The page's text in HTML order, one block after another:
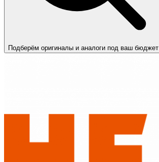
Подберём оригиналы и аналоги под ваш бюджет